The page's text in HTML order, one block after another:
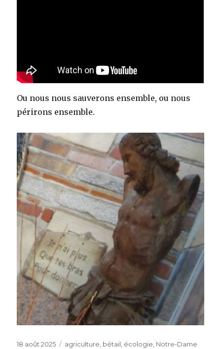
Ou nous nous sauverons ensemble, ou nous
périrons ensemble.
Publié
18 août 2025 Catégories
agriculture, bétail, écologie, Notre-Dame